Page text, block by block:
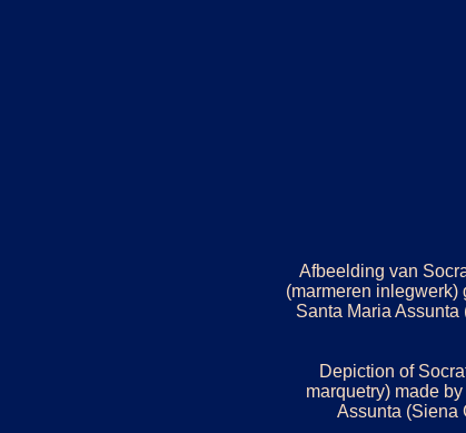
Afbeelding van
(marmeren inlegwerk)
Santa Maria
Depiction of
marquetry) made
Assunta (Siena